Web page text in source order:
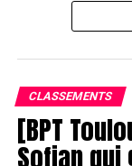
DON'T MISS
EPT Deauville :
CLASSEMENTS
[BPT
Sofian qui